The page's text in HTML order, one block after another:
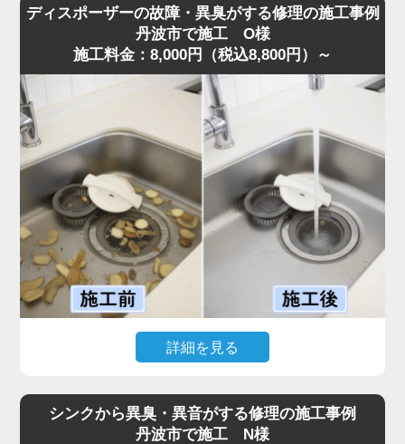
水が逆流して厨房が使えない」と最短即日での緊急依頼が
確認すると、第1槽のバスケットには生ゴミが溢れ、第2槽
には油脂が層状に固着。さらに、気化した油が排水管上部
に膜を作り、流れを完全に塞いでいる状態でした。
また、異物が第3槽まで通過しており、油分と絡み合って
大きな固まりを作っていたことも詰まりの原因です。
これまでの施工経験から通常清掃では不十分と判断し、業
務用高圧洗浄機で排水管からグリストラップ内部まで徹底
洗浄。油脂と蓄積した汚れをすべて除去し、排水が一気に
改善しました。
お客様からは「明朗会計で追加料金もなく安心できた」と
評価をいただきました。
グリストラップは汚れが蓄積しやすく、放置すると悪臭・
ディスポーザーの故障・異臭がする修理の施工事例
丹波市で施工 O様
施工料金：8,000円（税込8,800円）～
詳細を見る
い」とのご相談で、水道の達人へ最短即日でご依頼いただ
シンクから異臭・異音がする修理の施工事例
丹波市で施工 N様